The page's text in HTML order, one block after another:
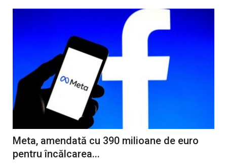
Meta, amendată cu 390 milioane de euro
pentru încălcarea...